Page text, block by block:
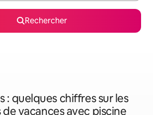
Rechercher
: quelques chiffres sur les
vacances avec piscine